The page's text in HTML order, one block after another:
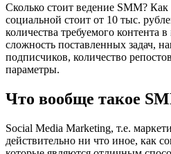
Сколько стоит ведение SMM?
социальной стоит от 10 тыс.
количества требуемого контента
сложность поставленных задач,
подписчиков, количество
параметры.
Что вообще такое
Social Media Marketing, т.е.
действительно ни что иное, как